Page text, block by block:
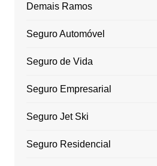
Demais Ramos
Seguro Automóvel
Seguro de Vida
Seguro Empresarial
Seguro Jet Ski
Seguro Residencial